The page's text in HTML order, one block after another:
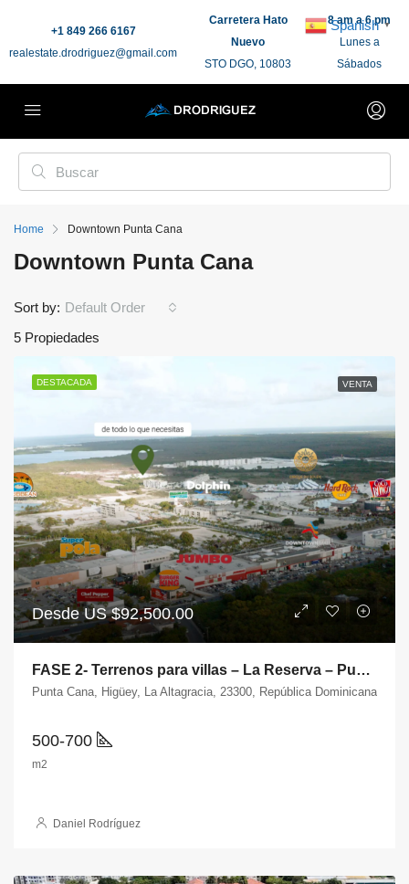
+1 849 266 6167
realestate.drodriguez@gmail.com
Carretera Hato
Nuevo
STO DGO, 10803
8 am a 6 pm
Lunes a
Sábados
Home Downtown Punta Cana
Downtown Punta Cana
5 Propiedades
Sort by: Default Order
DESTACADA VENTA
Desde US$92,500.00
FASE 2- Terrenos para villas – La Reserva – Punta Cana
Punta Cana, Higüey, La Altagracia, 23300, República Dominicana
500-700
m2
Daniel Rodríguez
Spanish ▼